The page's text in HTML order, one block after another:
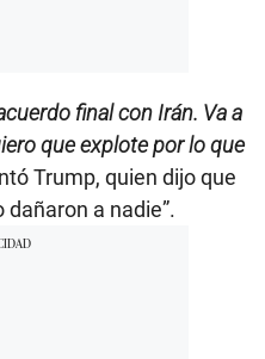
final con Irán. Va a
que explote por lo que
Trump, quien dijo que
dañaron a nadie”.